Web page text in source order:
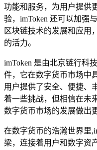
功能和服务，为用户提供
验，imToken 还可以加强
区块链技术的发展和应用
的活力。
imToken 是由北京链行科
件，它在数字货币市场中
用户提供了安全、便捷、
着一些挑战，但相信在未
数字货币市场的发展做出
在数字货币的浩瀚世界里
梁，连接着用户和数字资